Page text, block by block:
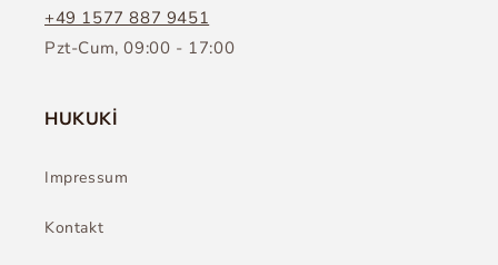
+49 1577 887 9451
Pzt-Cum, 09:00 - 17:00
HUKUKİ
Impressum
Kontakt